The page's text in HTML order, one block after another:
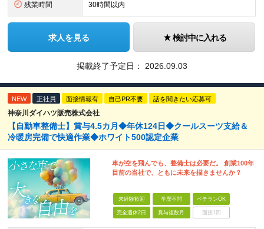
残業時間 30時間以内
求人を見る 検討中に入れる
掲載終了予定日： 2026.09.03
NEW 正社員 面接情報有 自己PR不要 話を聞きたい応募可
神奈川ダイハツ販売株式会社
【自動車整備士】賞与4.5カ月◆年休124日◆クールスーツ支給＆
冷暖房完備で快適作業◆ホワイト500認定企業
車が空を飛んでも、整備士は必要だ。 創業100年
目前の当社で、ともに未来を描きませんか？
未経験歓迎 学歴不問 ベテランOK
完全週休2日 賞与複数月 面接1回